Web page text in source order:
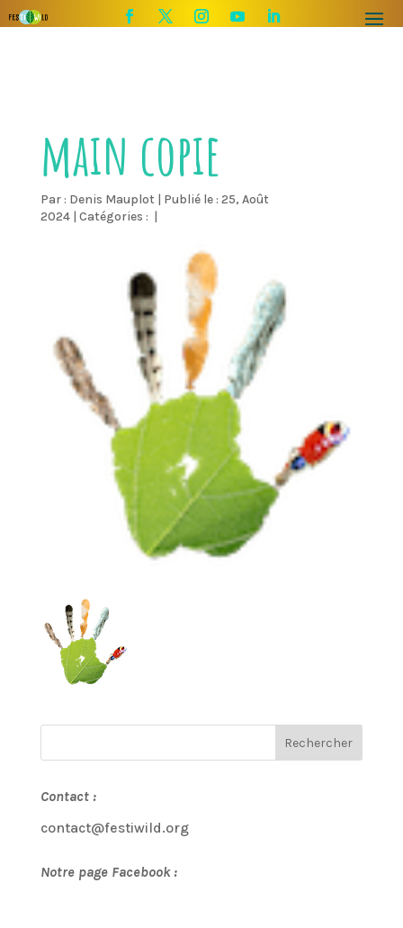
main copie
Par : Denis Mauplot | Publié le : 25, Août
2024 | Catégories : |
Contact :
contact@festiwild.org
Notre page Facebook :